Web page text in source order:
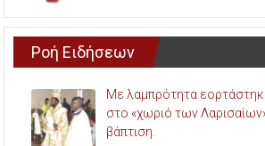
Ροή Ειδήσεων
Με λαμπρότητα
στο «χωριό των
βάπτιση.